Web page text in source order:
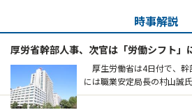
時事解説
厚労省幹部人事、次官は「労働シフト」
厚生労働省は4日付で、幹
には職業安定局長の村山誠